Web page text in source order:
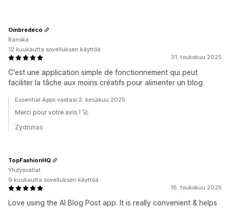
31. toukokuu 2025
C'est une application simple de fonctionnement qui peut
faciliter la tâche aux moins créatifs pour alimenter un blog.
Ombredéco
Ranska
12 kuukautta sovelluksen käyttöä
Essential Apps vastasi 2. kesäkuu 2025
Merci pour votre avis ! 🚀
Zydrunas
18. toukokuu 2025
Love using the AI Blog Post app. It is really convenient & helps
TopFashionHQ
Yhdysvallat
9 kuukautta sovelluksen käyttöä